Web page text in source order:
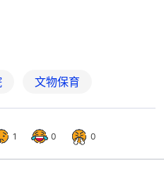
文物保育
1 0 0